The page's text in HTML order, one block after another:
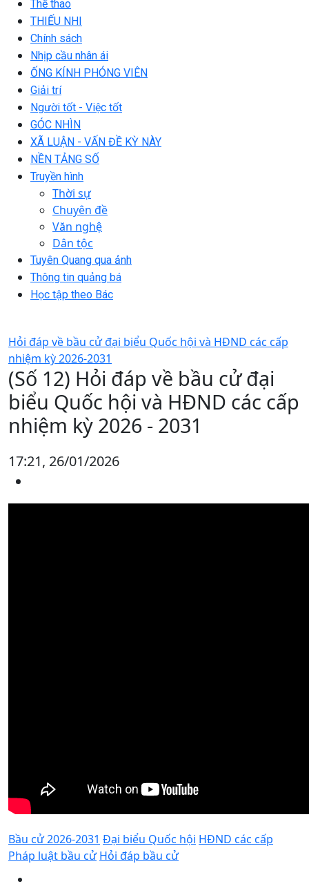
Thể thao
THIẾU NHI
Chính sách
Nhịp cầu nhân ái
ỐNG KÍNH PHÓNG VIÊN
Giải trí
Người tốt - Việc tốt
GÓC NHÌN
XÃ LUẬN - VẤN ĐỀ KỲ NÀY
NỀN TẢNG SỐ
Truyền hình
Thời sự
Chuyên đề
Văn nghệ
Dân tộc
Tuyên Quang qua ảnh
Thông tin quảng bá
Học tập theo Bác
Hỏi đáp về bầu cử đại biểu Quốc hội và HĐND các cấp
nhiệm kỳ 2026-2031
(Số 12) Hỏi đáp về bầu cử đại
biểu Quốc hội và HĐND các cấp
nhiệm kỳ 2026 - 2031
17:21, 26/01/2026
Bầu cử 2026-2031 Đại biểu Quốc hội HĐND các cấp
Pháp luật bầu cử Hỏi đáp bầu cử